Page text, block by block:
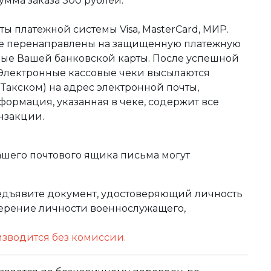
платежной системы Visa, MasterCard, МИР.
перенаправлены на защищенную платежную
Вашей банковской карты. После успешной
кассовые чеки высылаются
на адрес электронной почты,
указанная в чеке, содержит все
почтового ящика письма могут
документ, удостоверяющий личность
личности военнослужащего,
без комиссии.